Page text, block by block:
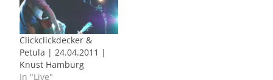
Clickclickdecker &
Petula | 24.04.2011 |
Knust Hamburg
In "Live"